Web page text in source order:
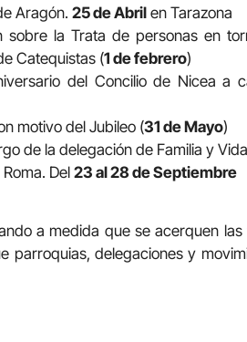
Aragón. 25 de Abril en Tarazona
sobre la Trata de personas en
Catequistas (1 de febrero)
del Concilio de Nicea a
motivo del Jubileo (31 de Mayo)
de la delegación de Familia y
Del 23 al 28 de Septiembre
a medida que se acerquen
parroquias, delegaciones y